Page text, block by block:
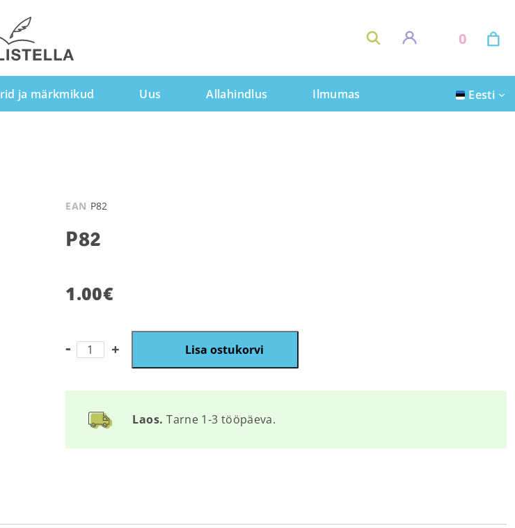
0
ja märkmikud Uus Allahindlus Ilmumas Eesti
EAN P82
P82
1.00€
P82
kogus
Lisa ostukorvi
Laos. Tarne 1-3 tööpäeva.